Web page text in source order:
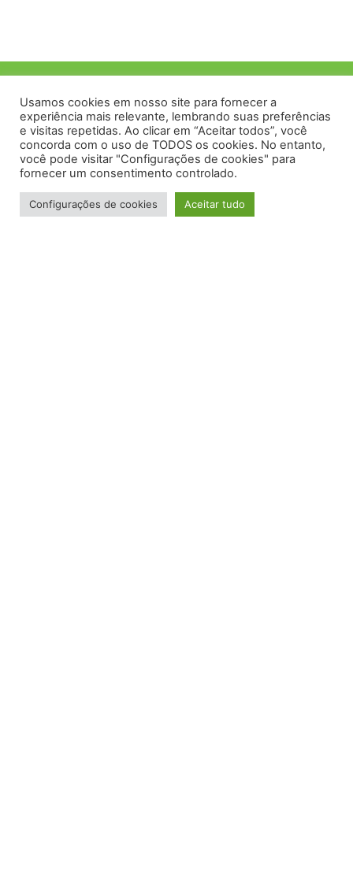
Usamos cookies em nosso site para fornecer a
experiência mais relevante, lembrando suas preferências
e visitas repetidas. Ao clicar em “Aceitar todos”, você
concorda com o uso de TODOS os cookies. No entanto,
você pode visitar "Configurações de cookies" para
fornecer um consentimento controlado.
Configurações de cookies Aceitar tudo